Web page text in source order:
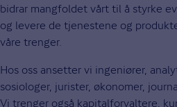
bidrar mangfoldet vårt til å styrke
og levere de tjenestene og
våre trenger.
Hos oss ansetter vi ingeniører,
sosiologer, jurister, økonomer,
Vi trenger også kapitalforvaltere,